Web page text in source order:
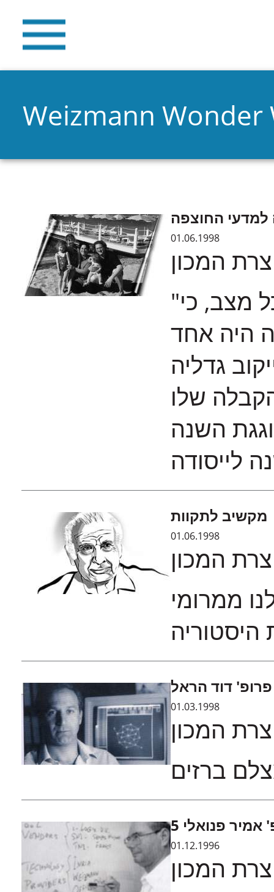
Weizmann Wonder
החוצפה
01.06.1998
המכון
"פיסיקה תעזור לך בכל מקום, בכל מצב, כי
היה אחד
גדליה
שלו
השנה
לייסודה
מקשיב לתקוות
01.06.1998
המכון
ממרומי
דוד הראל
01.03.1998
המכון
אמיר פנואלי
01.12.1996
המכון